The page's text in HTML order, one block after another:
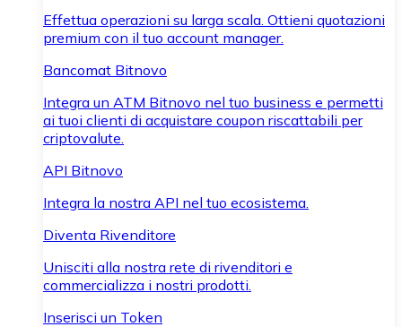
Effettua operazioni su larga scala. Ottieni quotazioni
premium con il tuo account manager.
Bancomat Bitnovo
Integra un ATM Bitnovo nel tuo business e permetti
ai tuoi clienti di acquistare coupon riscattabili per
criptovalute.
API Bitnovo
Integra la nostra API nel tuo ecosistema.
Diventa Rivenditore
Unisciti alla nostra rete di rivenditori e
commercializza i nostri prodotti.
Inserisci un Token